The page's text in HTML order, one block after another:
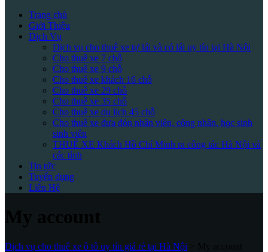
Trang chủ
Giới Thiệu
Dịch Vụ
Dịch vụ cho thuê xe tự lái và có lái uy tín tại Hà Nội
Cho thuê xe 7 chỗ
Cho thuê xe 9 chỗ
Cho thuê xe khách 16 chỗ
Cho thuê xe 29 chỗ
Cho thuê xe 35 chỗ
Cho thuê xe du lịch 45 chỗ
Cho thuê xe đưa đón nhân viên, công nhân, học sinh
sinh viên
THUÊ XE Khách Hồ Chí Minh ra công tác Hà Nội và
các tỉnh
Tin tức
Tuyển dụng
Liên Hệ
Dịch vụ cho thuê xe ô tô uy tín giá rẻ tại Hà Nội